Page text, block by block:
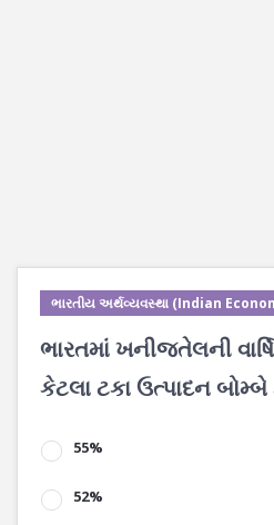
ભારતીય અર્થવ્યવસ્થા (Indian
ભારતમાં ખનીજતેલની
કેટલા ટકા ઉત્પાદન
55%
52%